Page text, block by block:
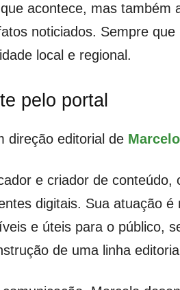
acontece, mas
noticiados. Sempre
local e regional.
pelo portal
direção editorial de
e criador de
digitais. Sua atuação
e úteis para o público,
de uma linha